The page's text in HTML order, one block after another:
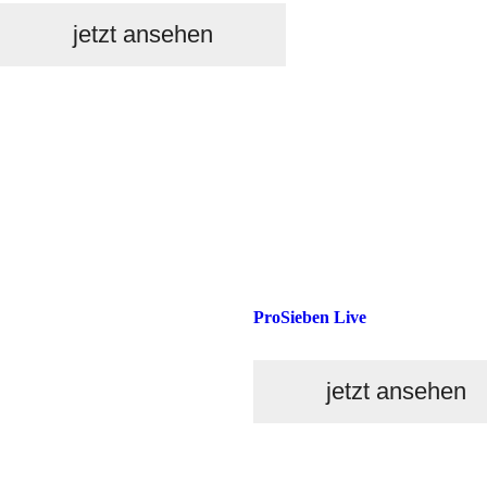
jetzt ansehen
ProSieben Live
jetzt ansehen